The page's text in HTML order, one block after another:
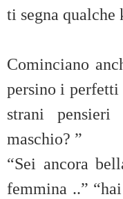
ti segna
Cominciano
persino i perfetti
strani
maschio? ”
“Sei ancora
femmina ..”